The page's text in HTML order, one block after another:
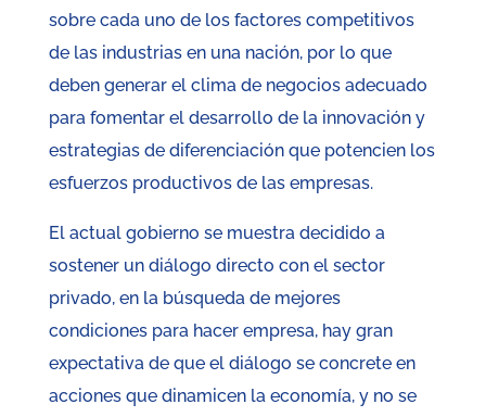
sobre cada uno de los factores competitivos
de las industrias en una nación, por lo que
deben generar el clima de negocios adecuado
para fomentar el desarrollo de la innovación y
estrategias de diferenciación que potencien los
esfuerzos productivos de las empresas.
El actual gobierno se muestra decidido a
sostener un diálogo directo con el sector
privado, en la búsqueda de mejores
condiciones para hacer empresa, hay gran
expectativa de que el diálogo se concrete en
acciones que dinamicen la economía, y no se